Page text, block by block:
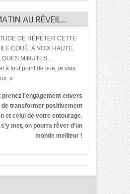
AU RÉVEIL…
DE RÉPÉTER CETTE
COUÉ, À VOIX HAUTE,
MINUTES...
à tout point de vue, je vais
»
prenez l'engagement envers
de transformer positivement
et celui de votre entourage.
met, on pourra rêver d'un
monde meilleur !